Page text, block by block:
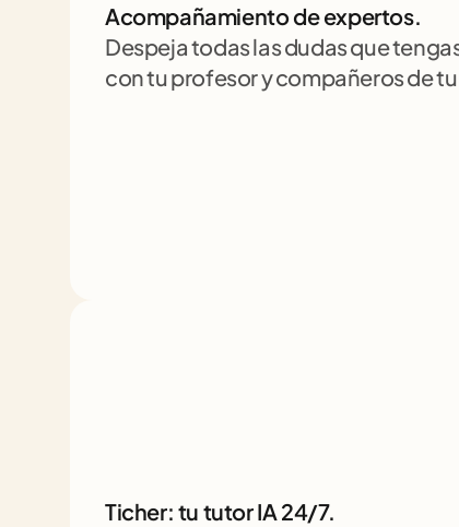
Acompañamiento de expertos.
Despeja todas las dudas que
con tu profesor y compañeros de
Ticher: tu tutor IA 24/7.